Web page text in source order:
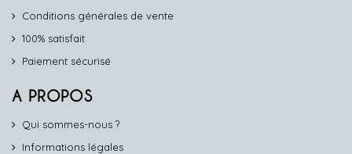
Conditions générales de vente
100% satisfait
Paiement sécurisé
A PROPOS
Qui sommes-nous ?
Informations légales